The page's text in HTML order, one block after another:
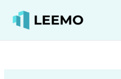
contenu